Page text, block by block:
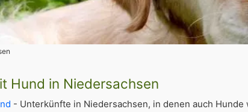
Hund in Niedersachsen
- Unterkünfte in Niedersachsen, in denen auch